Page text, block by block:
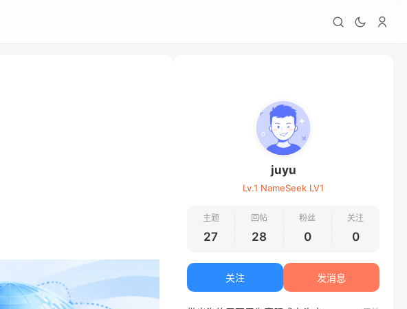
juyu
Lv.1 NameSeek LV1
主题
27
回帖
28
粉丝
0
关注
0
关注 发消息